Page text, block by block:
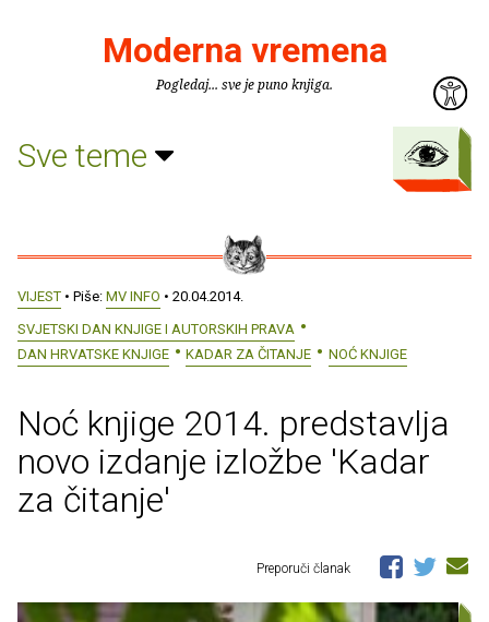
Moderna vremena
Pogledaj... sve je puno knjiga.
Sve teme
VIJEST • Piše: MV INFO • 20.04.2014.
SVJETSKI DAN KNJIGE I AUTORSKIH PRAVA
DAN HRVATSKE KNJIGE
KADAR ZA ČITANJE NOĆ KNJIGE
Noć knjige 2014. predstavlja
novo izdanje izložbe 'Kadar
za čitanje'
Preporuči članak